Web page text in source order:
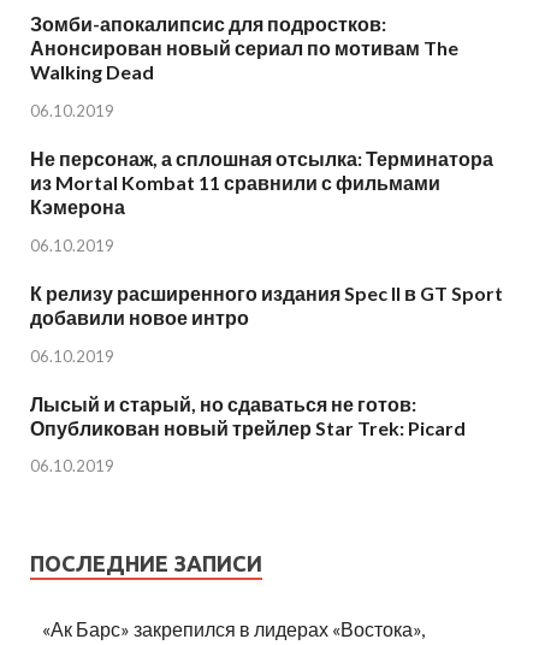
Зомби-апокалипсис для подростков:
Анонсирован новый сериал по мотивам The
Walking Dead
06.10.2019
Не персонаж, а сплошная отсылка: Терминатора
из Mortal Kombat 11 сравнили с фильмами
Кэмерона
06.10.2019
К релизу расширенного издания Spec II в GT Sport
добавили новое интро
06.10.2019
Лысый и старый, но сдаваться не готов:
Опубликован новый трейлер Star Trek: Picard
06.10.2019
ПОСЛЕДНИЕ ЗАПИСИ
«Ак Барс» закрепился в лидерах «Востока»,